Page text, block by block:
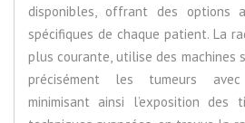
disponibles, offrant des options
spécifiques de chaque patient. La
plus courante, utilise des machines
précisément les tumeurs avec
minimisant ainsi l’exposition des